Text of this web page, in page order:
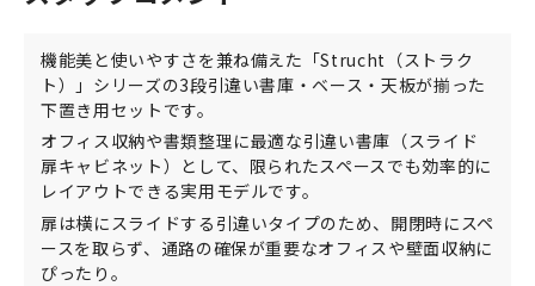
機能美と使いやすさを兼ね備えた「Strucht（ストラク
ト）」シリーズの3段引違い書庫・ベース・天板が揃った
下置き用セットです。
オフィス収納や書類整理に最適な引違い書庫（スライド
扉キャビネット）として、限られたスペースでも効率的に
レイアウトできる実用モデルです。
扉は横にスライドする引違いタイプのため、開閉時にスペ
ースを取らず、通路の確保が重要なオフィスや壁面収納に
ぴったり。